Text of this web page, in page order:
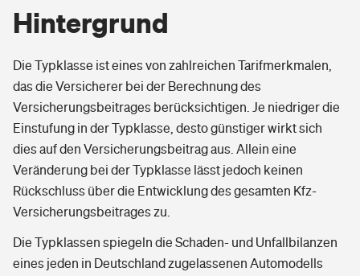
Hintergrund
Die Typklasse ist eines von zahlreichen Tarifmerkmalen,
das die Versicherer bei der Berechnung des
Versicherungsbeitrages berücksichtigen. Je niedriger die
Einstufung in der Typklasse, desto günstiger wirkt sich
dies auf den Versicherungsbeitrag aus. Allein eine
Veränderung bei der Typklasse lässt jedoch keinen
Rückschluss über die Entwicklung des gesamten Kfz-
Versicherungsbeitrages zu.
Die Typklassen spiegeln die Schaden- und Unfallbilanzen
eines jeden in Deutschland zugelassenen Automodells